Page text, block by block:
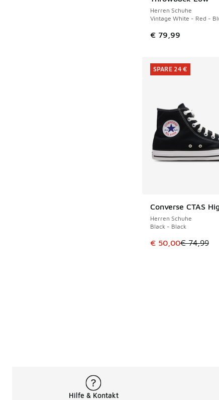
Herren Schuhe
Vintage White - Red -
€ 79,99
Converse CTAS
Herren Schuhe
Black - Black
Dieser Artikel ist
€ 50,00€ 74,99
SPARE 24 €
SPARE 24 €
Hilfe & Kontakt